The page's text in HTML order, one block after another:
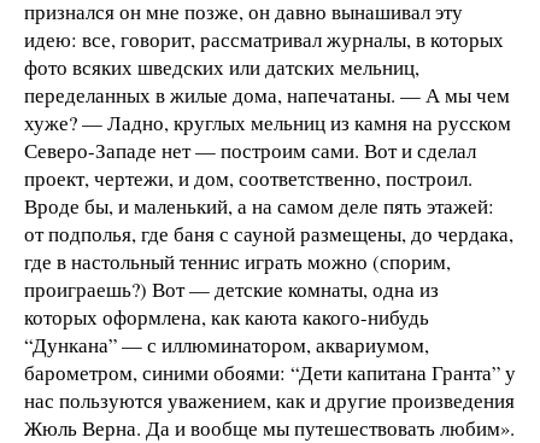
признался он мне позже, он давно вынашивал эту
идею: все, говорит, рассматривал журналы, в которых
фото всяких шведских или датских мельниц,
переделанных в жилые дома, напечатаны. — А мы чем
хуже? — Ладно, круглых мельниц из камня на русском
Северо-Западе нет — построим сами. Вот и сделал
проект, чертежи, и дом, соответственно, построил.
Вроде бы, и маленький, а на самом деле пять этажей:
от подполья, где баня с сауной размещены, до чердака,
где в настольный теннис играть можно (спорим,
проиграешь?) Вот — детские комнаты, одна из
которых оформлена, как каюта какого-нибудь
“Дункана” — с иллюминатором, аквариумом,
барометром, синими обоями: “Дети капитана Гранта” у
нас пользуются уважением, как и другие произведения
Жюль Верна. Да и вообще мы путешествовать любим».